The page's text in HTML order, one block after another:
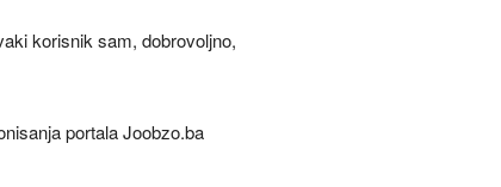
korisnik sam, dobrovoljno,
portala Joobzo.ba